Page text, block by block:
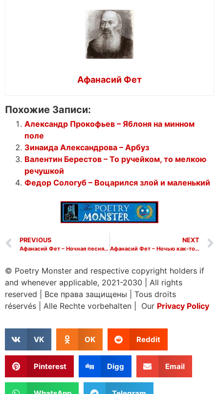
Афанасий Фет
Похожие Записи:
Александр Прокофьев – Яблоня на минном
поле
Зинаида Александрова – Арбуз
Валентин Берестов – То ручейком, то мелкою
речушкой
Федор Сологуб – Воцарился злой и маленький
PREVIOUS
Афанасий Фет – Ночная песня путника
NEXT
Афанасий Фет – Ночью как-то вольнее дышать мне
© Poetry Monster and respective copyright holders if
and whenever applicable, 2021-2030
All rights
reserved
Все права защищены
Tous droits
réservés
Alle Rechte vorbehalten | Our Privacy Policy
VK OK Reddit
Pinterest Digg Email